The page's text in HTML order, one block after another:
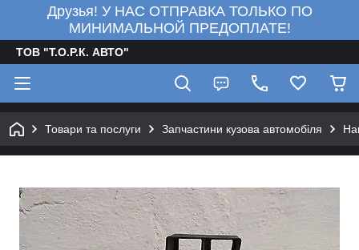
Друзья! У НАС ОТПРАВКА ТОЛЬКО ПО
МИНИМАЛЬНОЙ ПРЕДОПЛАТЕ!
ТОВ "Т.О.Р.К. АВТО"
Товари та послуги Запчастини кузова автомобіля